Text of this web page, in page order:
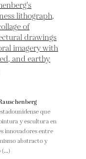
que
y escultura en
innovadores entre
abstracto y